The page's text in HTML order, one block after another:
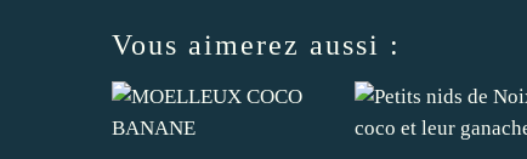
Vous aimerez aussi :